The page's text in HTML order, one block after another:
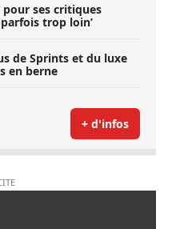
ses critiques
trop loin’
de Sprints et du luxe
en berne
+ d'infos